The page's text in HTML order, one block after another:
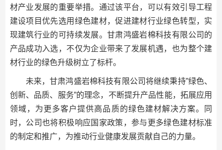
材产业发展的重要举措。通过该平台，可以有效引导工程
建设项目优先选用绿色建材，促进建材行业绿色转型，实
现建筑行业的可持续发展。甘肃鸿盛岩棉科技有限公司的
产品成功入选，不仅为企业带来了发展机遇，也为整个建
材行业的绿色升级树立了标杆。
未来，甘肃鸿盛岩棉科技有限公司将继续秉持”绿色、
创新、品质、服务”的理念，不断提升产品性能，拓展应用
领域，为更多客户提供高品质的绿色建材解决方案。同
时，公司也将积极响应国家政策，参与更多绿色建材标准
的制定和推广，为推动行业健康发展贡献自己的力量。